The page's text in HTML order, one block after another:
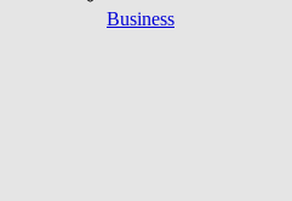
Business